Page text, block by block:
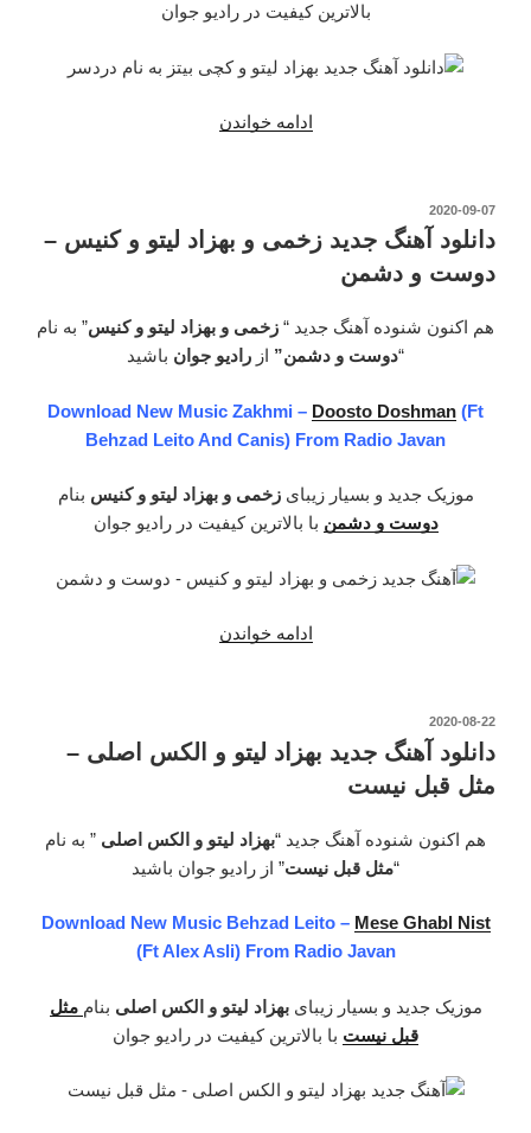
بالاترین کیفیت در رادیو جوان
ادامه خواندن
لیتو
بیتز
نوشته‌شده
2020-09-07
دانلود آهنگ جدید زخمی و بهزاد لیتو و کنیس –
دوست و دشمن
هم اکنون شنوده آهنگ جدید “ زخمی و بهزاد لیتو و کنیس” به نام
“دوست و دشمن” از رادیو جوان باشید
Download New Music Zakhmi – Doosto Doshman (Ft
Behzad Leito And Canis) From Radio Javan
موزیک جدید و بسیار زیبایزخمی و بهزاد لیتو و کنیس بنام
دوست و دشمن با بالاترین کیفیت در رادیو جوان
ادامه خواندن
و
کنیس
دوست
و
نوشته‌شده
2020-08-22
دانلود آهنگ جدید بهزاد لیتو و الکس اصلی –
مثل قبل نیست
هم اکنون شنوده آهنگ جدید “بهزاد لیتو و الکس اصلی ” به نام
“مثل قبل نیست” از رادیو جوان باشید
Download New Music Behzad Leito – Mese Ghabl Nist
(Ft Alex Asli) From Radio Javan
موزیک جدید و بسیار زیبایبهزاد لیتو و الکس اصلی بنام مثل
قبل نیست با بالاترین کیفیت در رادیو جوان